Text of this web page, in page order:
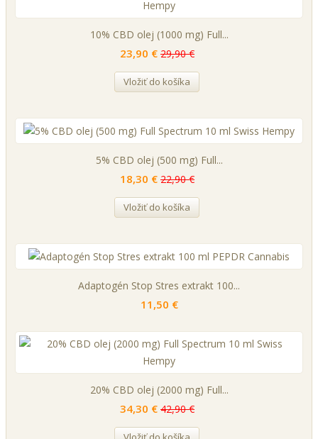
10% CBD olej (1000 mg) Full...
23,90 € 29,90 €
Vložiť do košíka
5% CBD olej (500 mg) Full...
18,30 € 22,90 €
Vložiť do košíka
Adaptogén Stop Stres extrakt 100...
11,50 €
20% CBD olej (2000 mg) Full...
34,30 € 42,90 €